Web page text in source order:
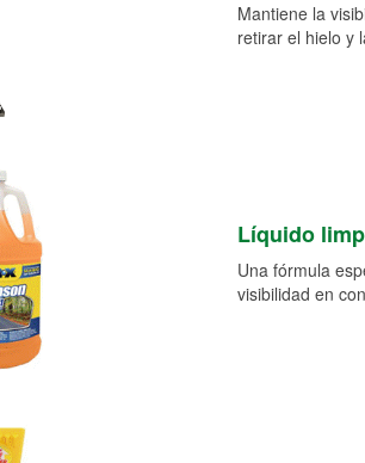
Mantiene la
retirar el hielo y
Líquido
Una fórmula
visibilidad en